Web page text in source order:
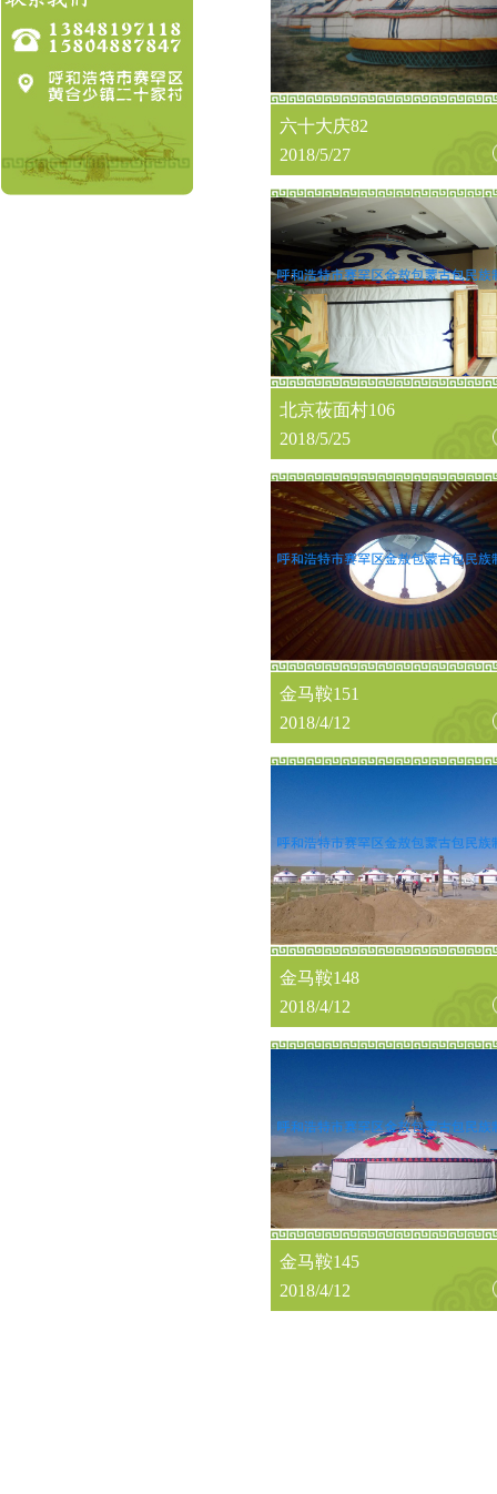
六十大庆82
2018/5/27
北京莜面村106
2018/5/25
金马鞍151
2018/4/12
金马鞍148
2018/4/12
金马鞍145
2018/4/12